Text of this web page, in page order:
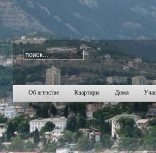
i=44
15691570 1571 1573
Об агенстве Квартиры Дома